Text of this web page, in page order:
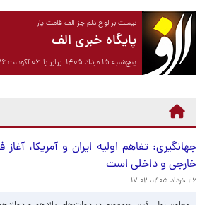
نیست بر لوح دلم جز الف قامت یار
پایگاه خبری الف
پنج‌شنبه ۱۵ مرداد ۱۴۰۵ برابر با ۰۶ آگوست ۲۰۲۶
جهانگیری: تفاهم اولیه ایران و آمریکا،
خارجی و داخلی است
۲۶ خرداد ۱۴۰۵، ۱۷:۰۲